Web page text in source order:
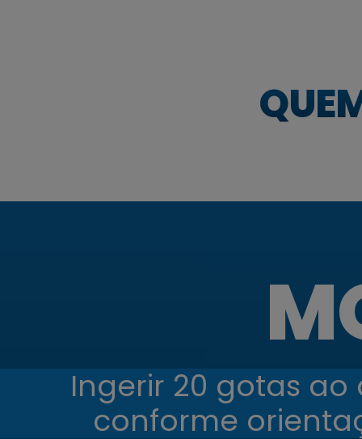
Ingerir 20 gotas
conforme